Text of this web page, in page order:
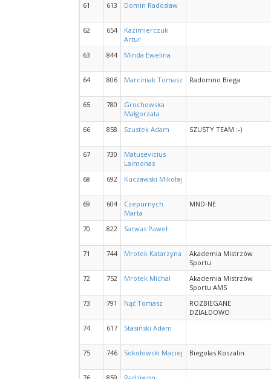
61
613 Domin Radosław
62 654
Kazimierczuk
Artur
63
844 Minda Ewelina
64 806 Marciniak Tomasz Radomno Biega
65 780
Grochowska
Małgorzata
66
858 Szustek Adam SZUSTY TEAM :-)
67 730
Matusevicius
Laimonas
68
692 Kuczawski Mikołaj
69 604
Czepurnych
Marta
MND-NE
70 822 Sarwas Paweł
71 744 Mrotek Katarzyna
Akademia Mistrzów
Sportu
72
752 Mrotek Michał
Akademia Mistrzów
Sportu AMS
73
791 Nąć Tomasz
ROZBIEGANE
DZIAŁDOWO
74
617 Stasiński Adam
75 746 Sokołowski Maciej Biegolas Koszalin